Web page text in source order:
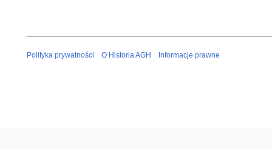
Polityka prywatności O Historia AGH Informacje prawne